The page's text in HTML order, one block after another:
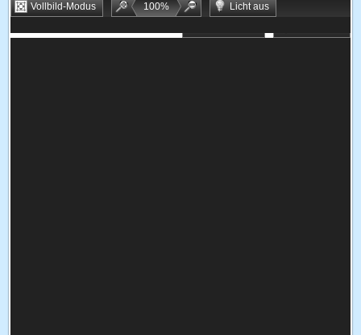
Vollbild-Modus 100%
Licht aus